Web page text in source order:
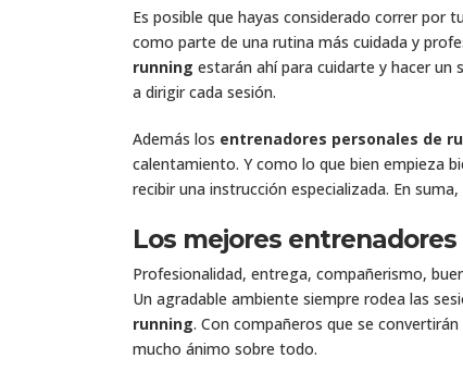
Es posible que hayas considerado correr por
como parte de una rutina más cuidada y
running estarán ahí para cuidarte y hacer
a dirigir cada sesión.
Además los entrenadores personales de
calentamiento. Y como lo que bien empieza
recibir una instrucción especializada. En
Los mejores
Profesionalidad, entrega, compañerismo,
Un agradable ambiente siempre rodea las
running. Con compañeros que se
mucho ánimo sobre todo.